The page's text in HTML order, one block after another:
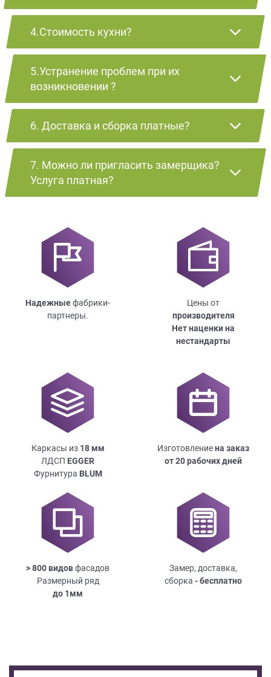
4.Стоимость кухни?
5.Устранение проблем при их
возникновении ?
6. Доставка и сборка платные?
7. Можно ли пригласить замерщика?
Услуга платная?
Надежныефабрики-
партнеры.
Цены от
производителя
Нет наценки на
нестандарты
Каркасы из 18мм
ЛДСП EGGER
Фурнитура BLUM
Изготовлениена заказ
от 20 рабочих дней
> 800 видовфасадов
Размерный ряд
до 1мм
Замер, доставка,
сборка - бесплатно